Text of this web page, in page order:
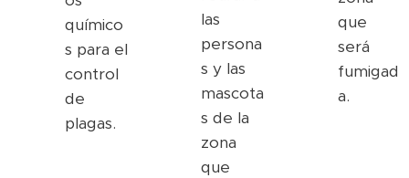
químico
s para el
control
de
plagas.
las
persona
s y las
mascota
s de la
zona
que
que
será
fumigad
a.